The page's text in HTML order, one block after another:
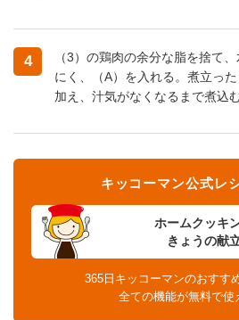
4
（3）の鶏肉の余分な脂を捨て
にく、（A）を入れる。煮立っ
加え、汁気がなくなるまで煮込む
ホームクッキ
きょうの献
キッコーマン公式レ
365日キッコーマンのおすす
全ての機能が無料で使